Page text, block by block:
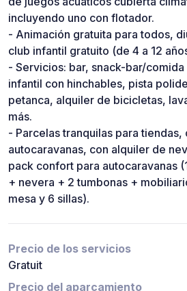
incluyendo uno con flotador.
- Animación gratuita para todos,
club infantil gratuito (de 4 a 12
- Servicios: bar, snack-bar/
infantil con hinchables, pista
petanca, alquiler de bicicletas,
más.
- Parcelas tranquilas para tiendas,
autocaravanas, con alquiler de
pack confort para autocaravanas
+ nevera + 2 tumbonas +
mesa y 6 sillas).
Precio de los servicios
Gratuit
Precio del aparcamiento